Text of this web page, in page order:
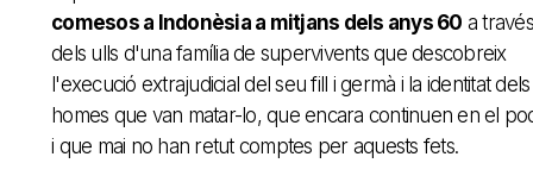
comesos a Indonèsia a mitjans dels anys 60 a través
dels ulls d'una família de supervivents que descobreix
l'execució extrajudicial del seu fill i germà i la identitat dels
homes que van matar-lo, que encara continuen en el
i que mai no han retut comptes per aquests fets.